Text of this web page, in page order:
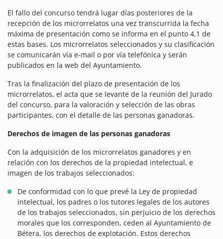
El fallo del concurso tendrá lugar días posteriores de la
recepción de los microrrelatos una vez transcurrida la fecha
máxima de presentación como se informa en el punto 4.1 de
estas bases. Los microrrelatos seleccionados y su clasificación
se comunicarán vía e-mail o por vía telefónica y serán
publicados en la web del Ayuntamiento.
Tras la finalización del plazo de presentación de los
microrrelatos, el acta que se levante de la reunión del Jurado
del concurso, para la valoración y selección de las obras
participantes, con el detalle de las personas ganadoras.
Derechos de imagen de las personas ganadoras
Con la adquisición de los microrrelatos ganadores y en
relación con los derechos de la propiedad intelectual, e
imagen de los trabajos seleccionados:
De conformidad con lo que prevé la Ley de propiedad
intelectual, los padres o los tutores legales de los autores
de los trabajos seleccionados, sin perjuicio de los derechos
morales que los corresponden, ceden al Ayuntamiento de
Bétera, los derechos de explotación. Estos derechos